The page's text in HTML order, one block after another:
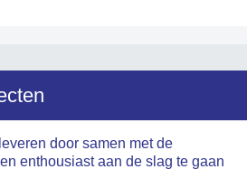
door samen met de
enthousiast aan de slag te gaan